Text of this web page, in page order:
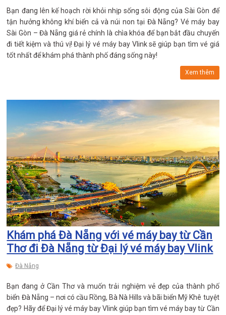
Bạn đang lên kế hoạch rời khỏi nhịp sống sôi động của Sài Gòn để
tận hưởng không khí biển cả và núi non tại Đà Nẵng? Vé máy bay
Sài Gòn – Đà Nẵng giá rẻ chính là chìa khóa để bạn bắt đầu chuyến
đi tiết kiệm và thú vị! Đại lý vé máy bay Vlink sẽ giúp bạn tìm vé giá
tốt nhất để khám phá thành phố đáng sống này!
Xem thêm
Khám phá Đà Nẵng với vé máy bay từ Cần
Thơ đi Đà Nẵng từ Đại lý vé máy bay Vlink
Đà Nẵng
Bạn đang ở Cần Thơ và muốn trải nghiệm vẻ đẹp của thành phố
biển Đà Nẵng – nơi có cầu Rồng, Bà Nà Hills và bãi biển Mỹ Khê tuyệt
đẹp? Hãy để Đại lý vé máy bay Vlink giúp bạn tìm vé máy bay từ Cần